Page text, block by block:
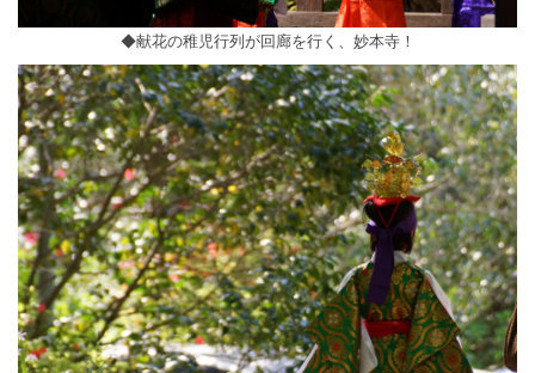
◆献花の稚児行列が回廊を行く、妙本寺！